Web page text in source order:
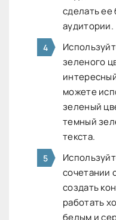
сделать
аудитории.
зеленого
можете
зеленый
темный
текста.
сочетании
создать
работать